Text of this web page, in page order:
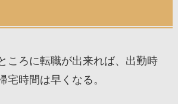
ころに転職が出来れば、出勤時
宅時間は早くなる。